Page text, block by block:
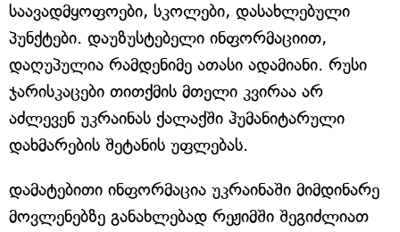
საავადმყოფოები, სკოლები, დასახლებული
პუნქტები. დაუზუსტებელი ინფორმაციით,
დაღუპულია რამდენიმე ათასი ადამიანი. რუსი
ჯარისკაცები თითქმის მთელი კვირაა არ
აძლევენ უკრაინას ქალაქში ჰუმანიტარული
დახმარების შეტანის უფლებას.
დამატებითი ინფორმაცია უკრაინაში მიმდინარე
მოვლენებზე განახლებად რეჟიმში შეგიძლიათ